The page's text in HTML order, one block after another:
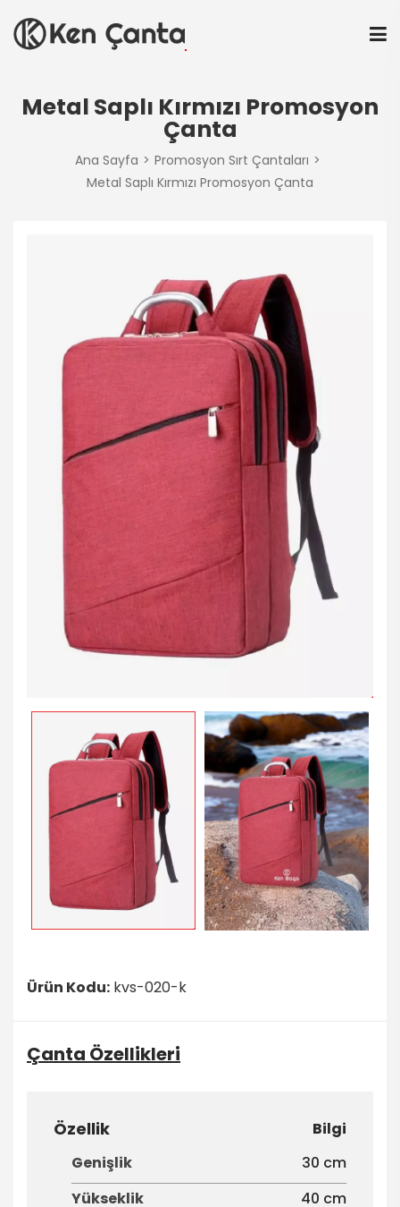
Metal Saplı Kırmızı Promosyon
Çanta
Ana Sayfa
Promosyon Sırt Çantaları
Metal Saplı Kırmızı Promosyon Çanta
Ürün Kodu: kvs-020-k
Çanta Özellikleri
Özellik
Bilgi
Genişlik
30 cm
Yükseklik
40 cm